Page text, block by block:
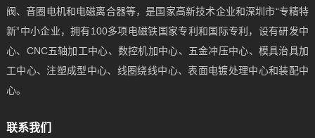
阀、音圈电机和电磁离合器等，是国家高新技术企业和深圳市“专精特
新”中小企业，拥有100多项电磁铁国家专利和国际专利，设有研发中
心、CNC五轴加工中心、数控机加中心、五金冲压中心、模具治具加
工中心、注塑成型中心、线圈绕线中心、表面电镀处理中心和装配中
心。
联系我们